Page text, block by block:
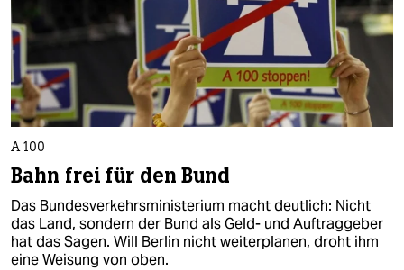
A 100
Bahn frei für den Bund
Das Bundesverkehrsministerium macht deutlich: Nicht
das Land, sondern der Bund als Geld- und Auftraggeber
hat das Sagen. Will Berlin nicht weiterplanen, droht ihm
eine Weisung von oben.